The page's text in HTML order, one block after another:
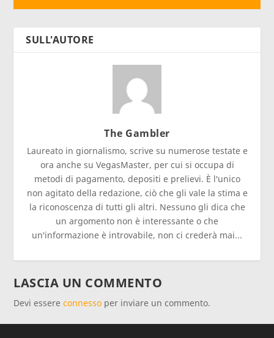
SULL'AUTORE
The Gambler
Laureato in giornalismo, scrive su numerose testate e
ora anche su VegasMaster, per cui si occupa di
metodi di pagamento, depositi e prelievi. È l'unico
non agitato della redazione, ciò che gli vale la stima e
la riconoscenza di tutti gli altri. Nessuno gli dica che
un argomento non è interessante o che
un'informazione è introvabile, non ci crederà mai...
LASCIA UN COMMENTO
Devi essereconnesso per inviare un commento.